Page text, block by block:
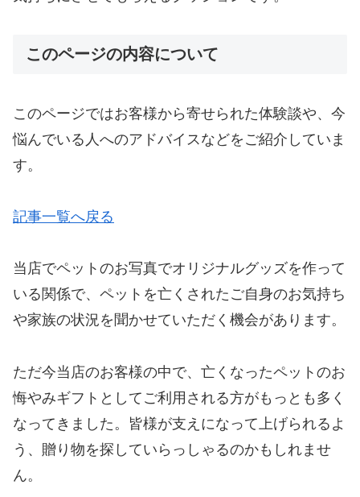
このページの内容について
このページではお客様から寄せられた体験談や、今
悩んでいる人へのアドバイスなどをご紹介していま
す。
記事一覧へ戻る
当店でペットのお写真でオリジナルグッズを作って
いる関係で、ペットを亡くされたご自身のお気持ち
や家族の状況を聞かせていただく機会があります。
ただ今当店のお客様の中で、亡くなったペットのお
悔やみギフトとしてご利用される方がもっとも多く
なってきました。皆様が支えになって上げられるよ
う、贈り物を探していらっしゃるのかもしれませ
ん。